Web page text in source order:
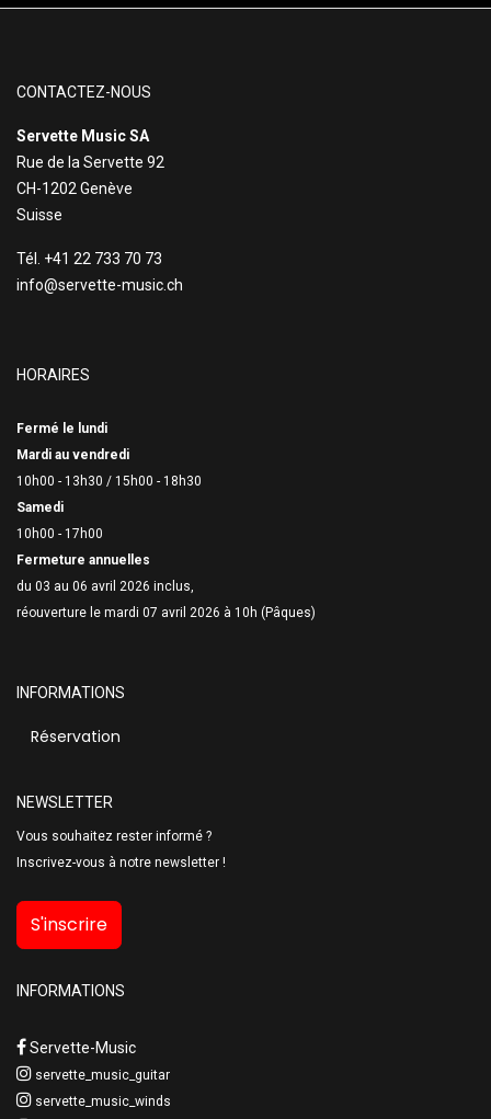
CONTACTEZ-NOUS
Servette Music SA
Rue de la Servette 92
CH-1202 Genève
Suisse
Tél. +41 22 733 70 73
info@servette-music.ch
HORAIRES
Fermé le lundi
Mardi au vendredi
10h00 - 13h30 / 15h00 - 18h30
Samedi
10h00 - 17h00
Fermeture annuelles
du 03 au 06 avril 2026 inclus,
réouverture le mardi 07 avril 2026 à 10h (Pâques)
INFORMATIONS
Réservation
NEWSLETTER
Vous souhaitez rester informé ?
Inscrivez-vous à notre newsletter !
S'inscrire
INFORMATIONS
Servette-Music
servette_music_guitar
servette_music_winds